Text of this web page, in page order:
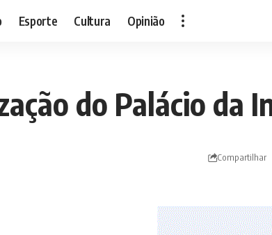
Esporte Cultura Opinião
do Palácio da
Compartilhar